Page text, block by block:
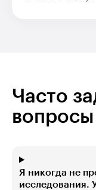
Часто
вопросы
Я никогда не
исследования.